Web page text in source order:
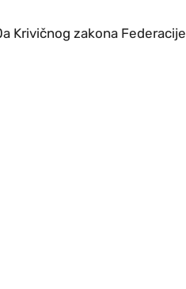
Krivičnog zakona Federacije